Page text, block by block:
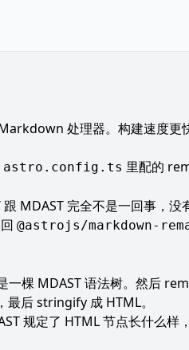
处理器。构建速度更
astro.config.ts 里配的
MDAST 完全不是一回事，没
@astrojs/markdown-
棵 MDAST 语法树。然后
后 stringify 成 HTML。
规定了 HTML 节点长什么样